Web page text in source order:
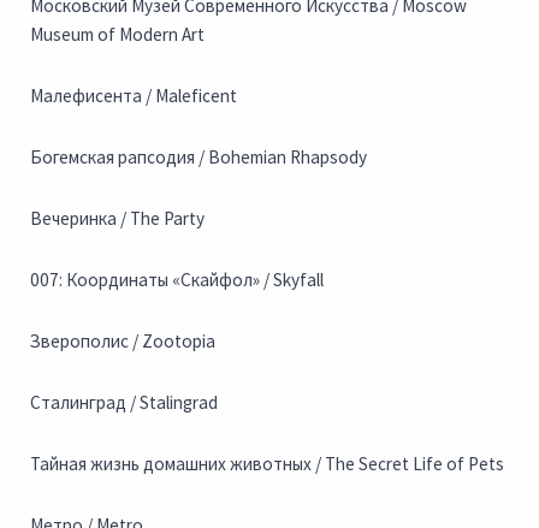
Московский Музей Современного Искусства / Moscow
Museum of Modern Art
Малефисента / Maleficent
Богемская рапсодия / Bohemian Rhapsody
Вечеринка / The Party
007: Координаты «Скайфол» / Skyfall
Зверополис / Zootopia
Сталинград / Stalingrad
Тайная жизнь домашних животных / The Secret Life of Pets